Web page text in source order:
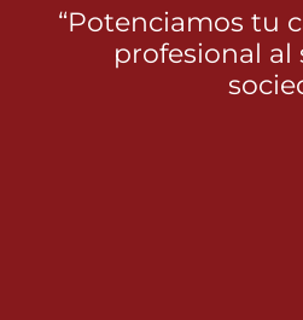
“Potenciamos tu
profesional al